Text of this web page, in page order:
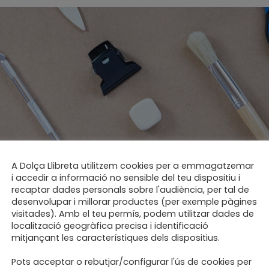
per començar les
A Dolça Llibreta utilitzem cookies per a emmagatzemar
i accedir a informació no sensible del teu dispositiu i
recaptar dades personals sobre l'audiència, per tal de
desenvolupar i millorar productes (per exemple pàgines
visitades). Amb el teu permís, podem utilitzar dades de
localització geogràfica precisa i identificació
mitjançant les característiques dels dispositius.
Pots acceptar o rebutjar/configurar l'ús de cookies per